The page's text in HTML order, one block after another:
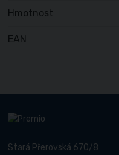
Hmotnost
EAN
Stará Přerovská 670/8